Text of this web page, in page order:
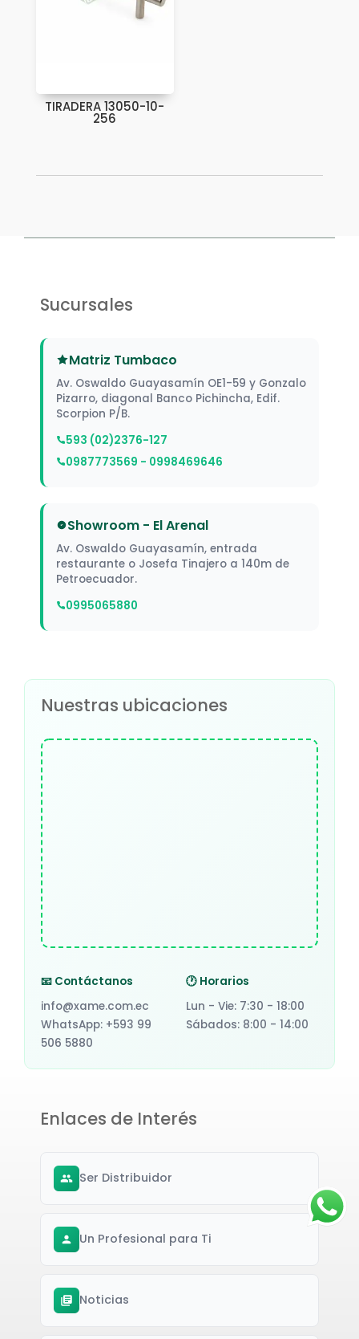
TIRADERA 13050-10-
256
Sucursales
Matriz Tumbaco
Av. Oswaldo Guayasamín OE1-59 y Gonzalo
Pizarro, diagonal Banco Pichincha, Edif.
Scorpion P/B.
593 (02)2376-127
0987773569 - 0998469646
Showroom - El Arenal
Av. Oswaldo Guayasamín, entrada
restaurante o Josefa Tinajero a 140m de
Petroecuador.
0995065880
Nuestras ubicaciones
📧 Contáctanos
info@xame.com.ec
WhatsApp: +593 99
506 5880
🕐 Horarios
Lun - Vie: 7:30 - 18:00
Sábados: 8:00 - 14:00
Enlaces de Interés
Ser Distribuidor
Un Profesional para Ti
Noticias